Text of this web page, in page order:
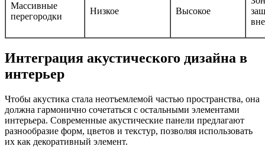
Массивные
перегородки
Низкое Высокое
Интеграция акустического дизайна в
интерьер
Чтобы акустика стала неотъемлемой частью пространства, она
должна гармонично сочетаться с остальными элементами
интерьера. Современные акустические панели предлагают
разнообразие форм, цветов и текстур, позволяя использовать
их как декоративный элемент.